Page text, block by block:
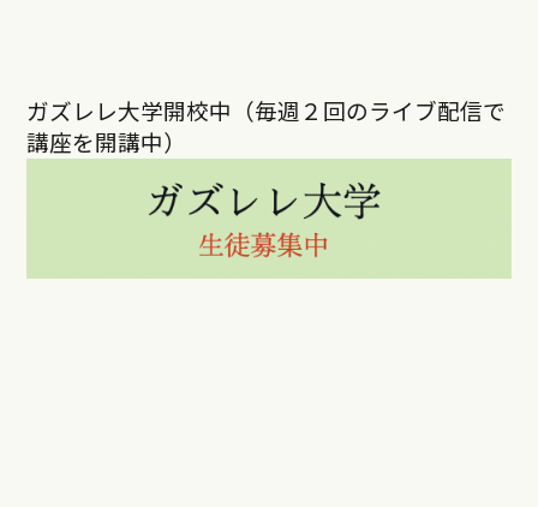
ガズレレ大学開校中（毎週２回のライブ配信で
講座を開講中）